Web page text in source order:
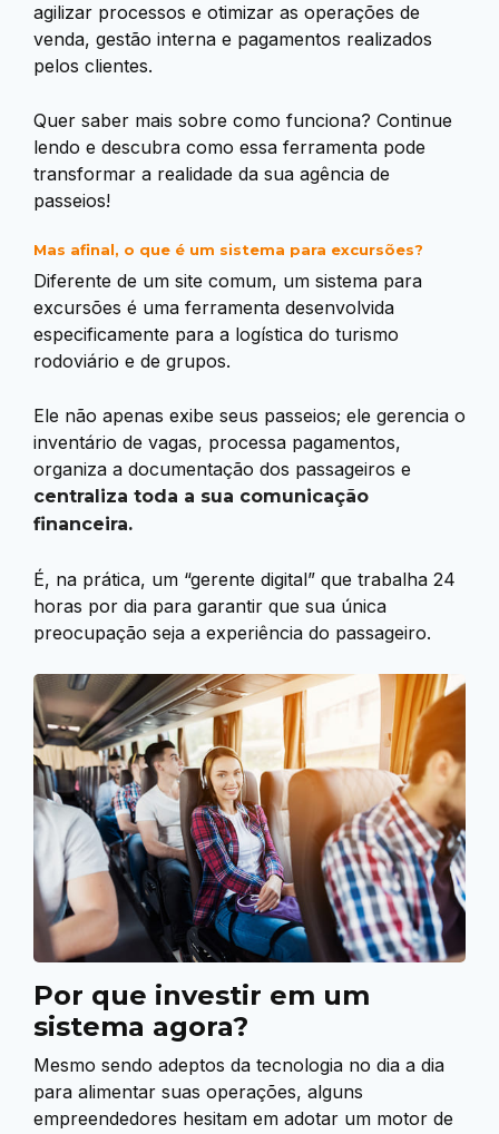
agilizar processos e otimizar as operações de
venda, gestão interna e pagamentos realizados
pelos clientes.
Quer saber mais sobre como funciona? Continue
lendo e descubra como essa ferramenta pode
transformar a realidade da sua agência de
passeios!
Mas afinal, o que é um sistema para excursões?
Diferente de um site comum, um sistema para
excursões é uma ferramenta desenvolvida
especificamente para a logística do turismo
rodoviário e de grupos.
Ele não apenas exibe seus passeios; ele gerencia o
inventário de vagas, processa pagamentos,
organiza a documentação dos passageiros e
centraliza toda a sua comunicação
financeira.
É, na prática, um “gerente digital” que trabalha 24
horas por dia para garantir que sua única
preocupação seja a experiência do passageiro.
Por que investir em um
sistema agora?
Mesmo sendo adeptos da tecnologia no dia a dia
para alimentar suas operações, alguns
empreendedores hesitam em adotar um motor de